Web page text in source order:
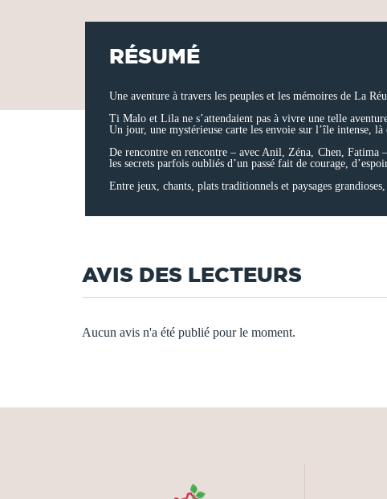
RÉSUMÉ
Une aventure à travers les peuples et les mémoires de La
Ti Malo et Lila ne s’attendaient pas à vivre une telle
Un jour, une mystérieuse carte les envoie sur l’île intense,
De rencontre en rencontre – avec Anil, Zéna, Chen, Fatima
les secrets parfois oubliés d’un passé fait de courage,
Entre jeux, chants, plats traditionnels et paysages
AVIS DES LECTEURS
Aucun avis n'a été publié pour le moment.